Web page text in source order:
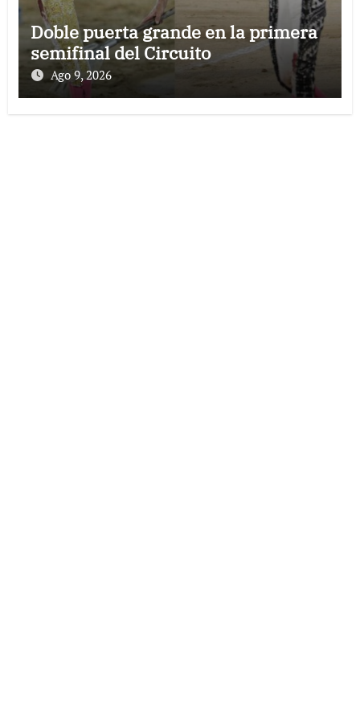
Doble puerta grande en la primera
semifinal del Circuito
Ago 9, 2026